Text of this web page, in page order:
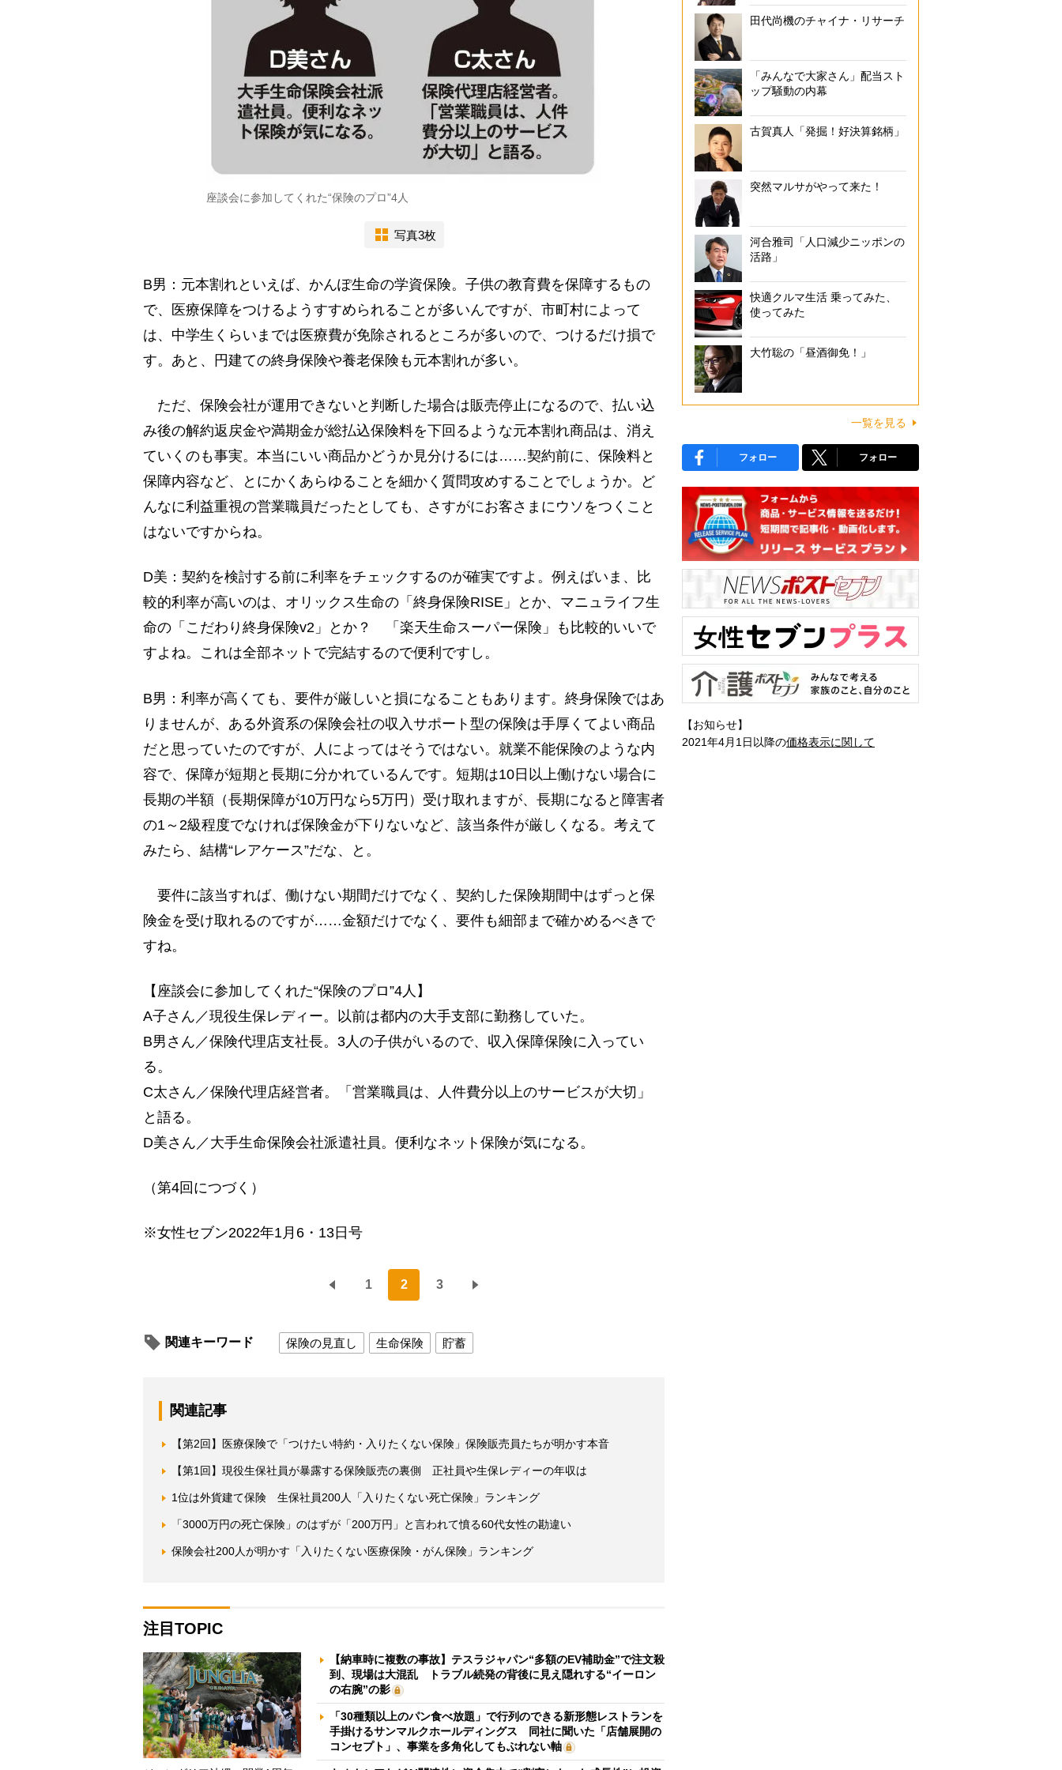
座談会に参加してくれた“保険のプロ”4人
写真3枚
B男：元本割れといえば、かんぽ生命の学資保険。子供の教育費を保障するもの
で、医療保障をつけるようすすめられることが多いんですが、市町村によって
は、中学生くらいまでは医療費が免除されるところが多いので、つけるだけ損で
す。あと、円建ての終身保険や養老保険も元本割れが多い。
ただ、保険会社が運用できないと判断した場合は販売停止になるので、払い込
み後の解約返戻金や満期金が総払込保険料を下回るような元本割れ商品は、消え
ていくのも事実。本当にいい商品かどうか見分けるには……契約前に、保険料と
保障内容など、とにかくあらゆることを細かく質問攻めすることでしょうか。ど
んなに利益重視の営業職員だったとしても、さすがにお客さまにウソをつくこと
はないですからね。
D美：契約を検討する前に利率をチェックするのが確実ですよ。例えばいま、比
較的利率が高いのは、オリックス生命の「終身保険RISE」とか、マニュライフ生
命の「こだわり終身保険v2」とか？ 「楽天生命スーパー保険」も比較的いいで
すよね。これは全部ネットで完結するので便利ですし。
B男：利率が高くても、要件が厳しいと損になることもあります。終身保険ではあ
りませんが、ある外資系の保険会社の収入サポート型の保険は手厚くてよい商品
だと思っていたのですが、人によってはそうではない。就業不能保険のような内
容で、保障が短期と長期に分かれているんです。短期は10日以上働けない場合に
長期の半額（長期保障が10万円なら5万円）受け取れますが、長期になると障害者
の1～2級程度でなければ保険金が下りないなど、該当条件が厳しくなる。考えて
みたら、結構“レアケース”だな、と。
要件に該当すれば、働けない期間だけでなく、契約した保険期間中はずっと保
険金を受け取れるのですが……金額だけでなく、要件も細部まで確かめるべきで
すね。
【座談会に参加してくれた“保険のプロ”4人】
A子さん／現役生保レディー。以前は都内の大手支部に勤務していた。
B男さん／保険代理店支社長。3人の子供がいるので、収入保障保険に入ってい
る。
C太さん／保険代理店経営者。「営業職員は、人件費分以上のサービスが大切」
と語る。
D美さん／大手生命保険会社派遣社員。便利なネット保険が気になる。
（第4回につづく）
※女性セブン2022年1月6・13日号
1 2 3
関連キーワード 保険の見直し 生命保険 貯蓄
関連記事
【第2回】医療保険で「つけたい特約・入りたくない保険」保険販売員たちが明かす本音
【第1回】現役生保社員が暴露する保険販売の裏側 正社員や生保レディーの年収は
1位は外貨建て保険 生保社員200人「入りたくない死亡保険」ランキング
「3000万円の死亡保険」のはずが「200万円」と言われて憤る60代女性の勘違い
保険会社200人が明かす「入りたくない医療保険・がん保険」ランキング
注目TOPIC
【納車時に複数の事故】テスラジャパン“多額のEV補助金”で注文殺
到、現場は大混乱 トラブル続発の背後に見え隠れする“イーロン
の右腕”の影
「30種類以上のパン食べ放題」で行列のできる新形態レストランを
手掛けるサンマルクホールディングス 同社に聞いた「店舗展開の
コンセプト」、事業を多角化してもぶれない軸
田代尚機のチャイナ・リサーチ
「みんなで大家さん」配当スト
ップ騒動の内幕
古賀真人「発掘！好決算銘柄」
突然マルサがやって来た！
河合雅司「人口減少ニッポンの
活路」
快適クルマ生活 乗ってみた、
使ってみた
大竹聡の「昼酒御免！」
一覧を見る
フォロー フォロー
【お知らせ】
2021年4月1日以降の価格表示に関して